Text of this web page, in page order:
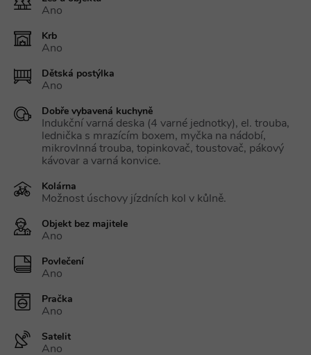
Ano
Krb
Ano
Dětská postýlka
Ano
Dobře vybavená kuchyně
Indukční varná deska (4 varné jednotky), el. trouba,
lednička s mrazícím boxem, myčka na nádobí,
mikrovlnná trouba, topinkovač, toustovač, pákový
kávovar a varná konvice.
Kolárna
Možnost úschovy jízdních kol v kůlně.
Objekt bez majitele
Ano
Povlečení
Ano
Pračka
Ano
Satelit
Ano